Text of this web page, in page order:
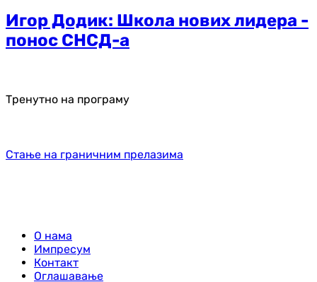
Игор Додик: Школа нових лидера -
понос СНСД-а
Тренутно на програму
Стање на граничним прелазима
О нама
Импресум
Контакт
Оглашавање